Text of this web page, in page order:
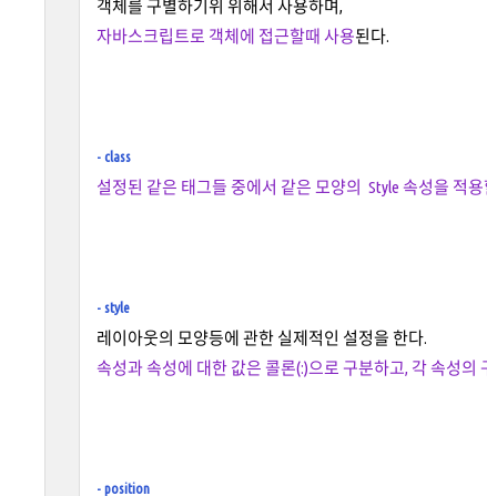
객체를 구별하기위 위해서 사용하며,
자바스크립트로 객체에 접근할때 사용된다.
- class
설정된 같은 태그들 중에서 같은 모양의 Style 속성을 적
- style
레이아웃의 모양등에 관한 실제적인 설정을 한다.
속성과 속성에 대한 값은 콜론(:)으로 구분하고, 각 속성의
- position